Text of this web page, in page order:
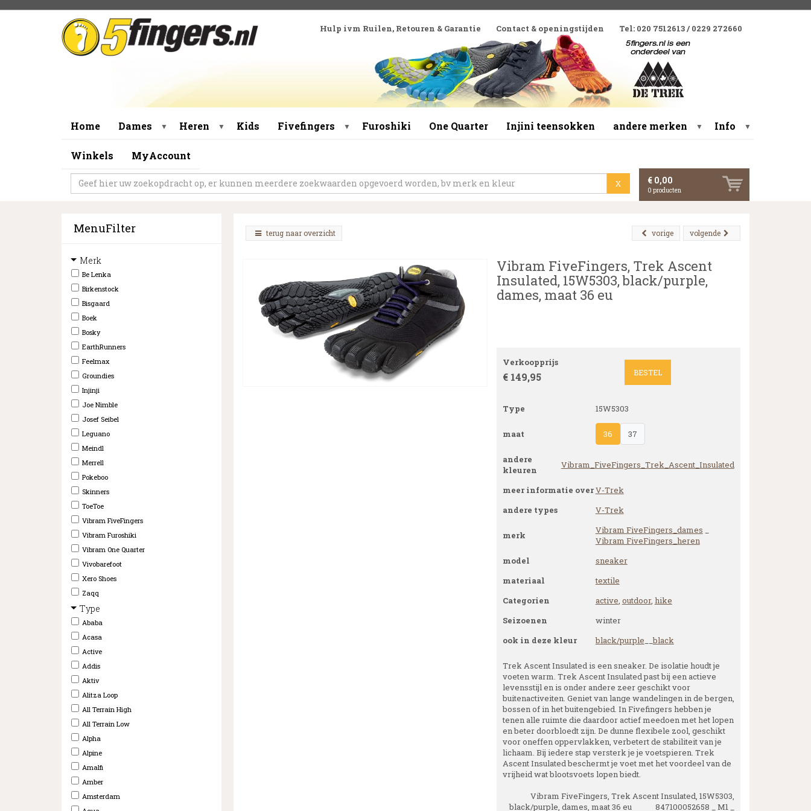
Hulp ivm Ruilen, Retouren & Garantie Contact & openingstijden Tel: 020 7512613 / 0229 272660
Home Dames ▼ Heren ▼ Kids Fivefingers ▼ Furoshiki One Quarter Injini teensokken andere merken ▼ Info ▼
Winkels MyAccount
X € 0,00
0 producten
MenuFilter
Merk
Be Lenka
Birkenstock
Bisgaard
Boek
Bosky
EarthRunners
Feelmax
Groundies
Injinji
Joe Nimble
Josef Seibel
Leguano
Meindl
Merrell
Pokeboo
Skinners
ToeToe
Vibram FiveFingers
Vibram Furoshiki
Vibram One Quarter
Vivobarefoot
Xero Shoes
Zaqq
Type
Ababa
Acasa
Active
Addis
Aktiv
Alitza Loop
All Terrain High
All Terrain Low
Alpha
Alpine
Amalfi
Amber
Amsterdam
terug naar overzicht volgende
vorige
Vibram FiveFingers, Trek Ascent
Insulated, 15W5303, black/purple,
dames, maat 36 eu
Verkoopprijs
€ 149,95 BESTEL
Type 15W5303
maat 36 37
andere
kleuren
Vibram_FiveFingers_Trek_Ascent_Insulated
meer informatie overV-Trek
andere types
V-Trek
merk Vibram FiveFingers_dames
Vibram FiveFingers_heren
model
sneaker
materiaal
textile
Categorien
active, outdoor, hike
Seizoenen
winter
ook in deze kleur
black/purple __black
Trek Ascent Insulated is een sneaker. De isolatie houdt je
voeten warm. Trek Ascent Insulated past bij een actieve
levensstijl en is onder andere zeer geschikt voor
buitenactiveiten. Geniet van lange wandelingen in de bergen,
bossen of in het buitengebied. In Fivefingers hebben je
tenen alle ruimte die daardoor actief meedoen met het lopen
en beter doorbloedt zijn. De dunne flexibele zool, geschikt
voor oneffen oppervlakken, verbetert de stabiliteit van je
lichaam. Bij iedere stap versterk je je voetspieren. Trek
Ascent Insulated beschermt je voet met het voordeel van de
vrijheid wat blootsvoets lopen biedt.
Vibram FiveFingers, Trek Ascent Insulated, 15W5303,
black/purple, dames, maat 36 eu 847100052658 _ M1 _